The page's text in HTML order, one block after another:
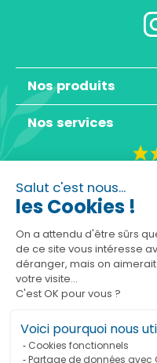
Salut c'est nous...
les Cookies !
On a attendu d'être sûrs
de ce site vous intéresse
déranger, mais on
votre visite...
C'est OK pour vous ?
Voici pourquoi nous
Cookies fonctionnels
Partage de données avec
Nos produits
Nos services